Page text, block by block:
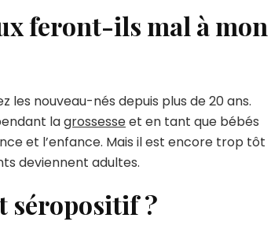
feront-ils mal à mon
nouveau-nés depuis plus de 20 ans.
lagrossesseet en tant que bébés
et l’enfance. Mais il est encore trop tôt
deviennent adultes.
séropositif ?